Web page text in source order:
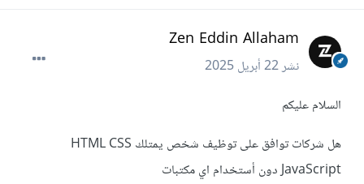
Zen Eddin Allaham
نشر22 أبريل 2025
السلام عليكم
هل شركات توافق على توظيف شخص يمتلك HTML CSS
JavaScript دون أستخدام اي مكتبات